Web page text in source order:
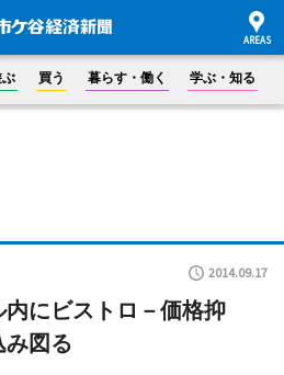
ぶ 買う 暮らす・働く 学ぶ・知る
2014.09.17
にビストロ－価格抑
み図る